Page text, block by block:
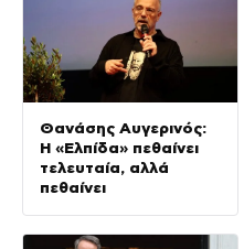
Θανάσης Αυγερινός:
Η «Ελπίδα» πεθαίνει
τελευταία, αλλά
πεθαίνει